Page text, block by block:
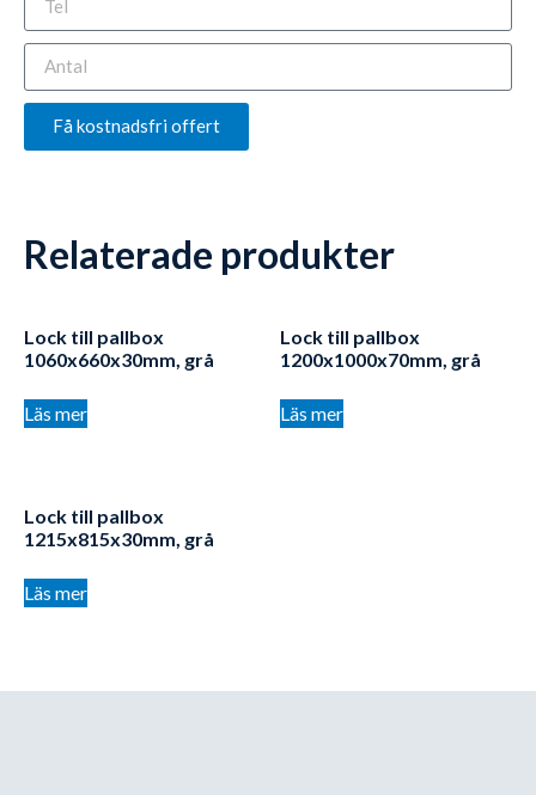
Få kostnadsfri offert
Relaterade produkter
Lock till pallbox
1060x660x30mm, grå
Läs mer
Lock till pallbox
1200x1000x70mm, grå
Läs mer
Lock till pallbox
1215x815x30mm, grå
Läs mer